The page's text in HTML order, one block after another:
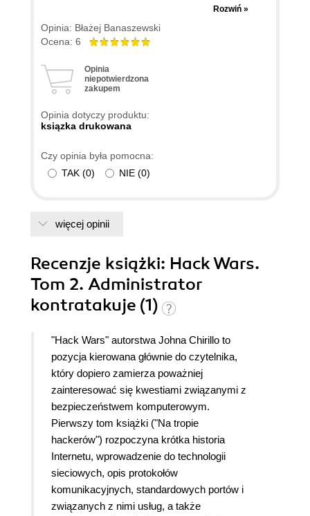
zabezpieczania się przed włamaniami, ale oprócz
tego stanowi jakże obszerne kompendium wiedzy
danych".
Rozwiń »
Opinia: Błażej Banaszewski
Ocena: 6
Opinia
niepotwierdzona
zakupem
Opinia dotyczy produktu:
ksiązka drukowana
Czy opinia była pomocna:
TAK (0) NIE (0)
więcej opinii
Recenzje książki: Hack Wars.
Tom 2. Administrator
kontratakuje (1)
"Hack Wars" autorstwa Johna Chirillo to
pozycja kierowana głównie do czytelnika,
który dopiero zamierza poważniej
zainteresować się kwestiami związanymi z
bezpieczeństwem komputerowym.
Pierwszy tom książki ("Na tropie
hackerów") rozpoczyna krótka historia
Internetu, wprowadzenie do technologii
sieciowych, opis protokołów
komunikacyjnych, standardowych portów i
związanych z nimi usług, a także